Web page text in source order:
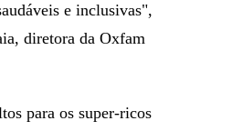
e inclusivas",
diretora da Oxfam
para os super-ricos